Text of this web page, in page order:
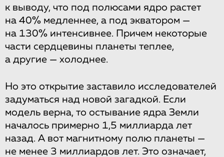
к выводу, что под полюсами ядро растет
на 40% медленнее, а под экватором —
на 130% интенсивнее. Причем некоторые
части сердцевины планеты теплее,
а другие — холоднее.
Но это открытие заставило исследователей
задуматься над новой загадкой. Если
модель верна, то остывание ядра Земли
началось примерно 1,5 миллиарда лет
назад. А вот магнитному полю планеты —
не менее 3 миллиардов лет. Это означает,